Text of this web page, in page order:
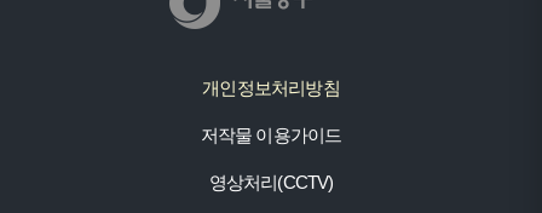
개인정보처리방침
저작물 이용가이드
영상처리(CCTV)